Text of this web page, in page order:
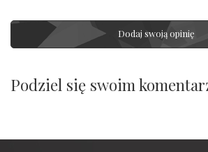
Dodaj swoją opinię
Podziel się swoim